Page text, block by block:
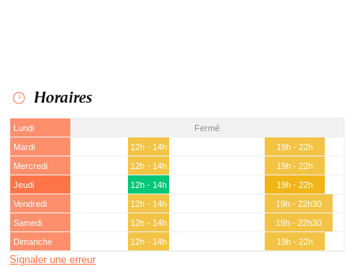
Horaires
Lundi
Fermé
Mardi
12h - 14h
19h - 22h
Mercredi
12h - 14h
19h - 22h
Jeudi
12h - 14h
19h - 22h
Vendredi
12h - 14h
19h - 22h30
Samedi
12h - 14h
19h - 22h30
Dimanche
12h - 14h 19h - 22h
Signaler une erreur